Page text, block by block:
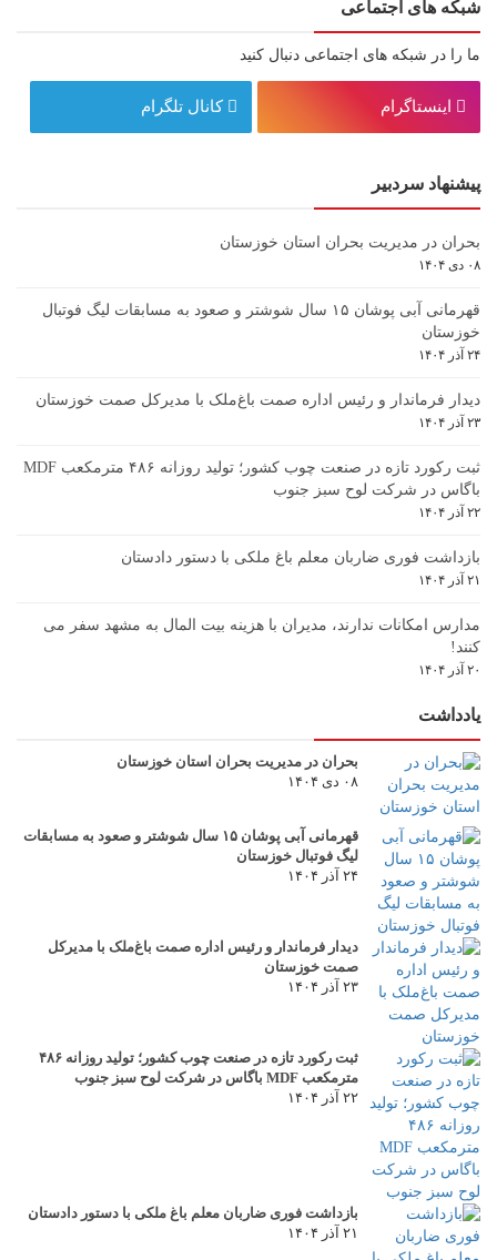
شبکه های اجتماعی
ما را در شبکه های اجتماعی دنبال کنید
اینستاگرام کانال تلگرام
پیشنهاد سردبیر
بحران در مدیریت بحران استان خوزستان
۰۸ دی ۱۴۰۴
قهرمانی آبی پوشان ۱۵ سال شوشتر و صعود به مسابقات لیگ فوتبال
خوزستان
۲۴ آذر ۱۴۰۴
دیدار فرماندار و رئیس اداره صمت باغ‌ملک با مدیرکل صمت خوزستان
۲۳ آذر ۱۴۰۴
ثبت رکورد تازه در صنعت چوب کشور؛ تولید روزانه ۴۸۶ مترمکعب MDF
باگاس در شرکت لوح سبز جنوب
۲۲ آذر ۱۴۰۴
بازداشت فوری ضاربان معلم باغ ملکی با دستور دادستان
۲۱ آذر ۱۴۰۴
مدارس امکانات ندارند، مدیران با هزینه بیت المال به مشهد سفر می
کنند!
۲۰ آذر ۱۴۰۴
یادداشت
بحران در مدیریت بحران استان خوزستان
۰۸ دی ۱۴۰۴
قهرمانی آبی پوشان ۱۵ سال شوشتر و صعود به مسابقات
لیگ فوتبال خوزستان
۲۴ آذر ۱۴۰۴
دیدار فرماندار و رئیس اداره صمت باغ‌ملک با مدیرکل
صمت خوزستان
۲۳ آذر ۱۴۰۴
ثبت رکورد تازه در صنعت چوب کشور؛ تولید روزانه ۴۸۶
مترمکعب MDF باگاس در شرکت لوح سبز جنوب
۲۲ آذر ۱۴۰۴
بازداشت فوری ضاربان معلم باغ ملکی با دستور دادستان
۲۱ آذر ۱۴۰۴